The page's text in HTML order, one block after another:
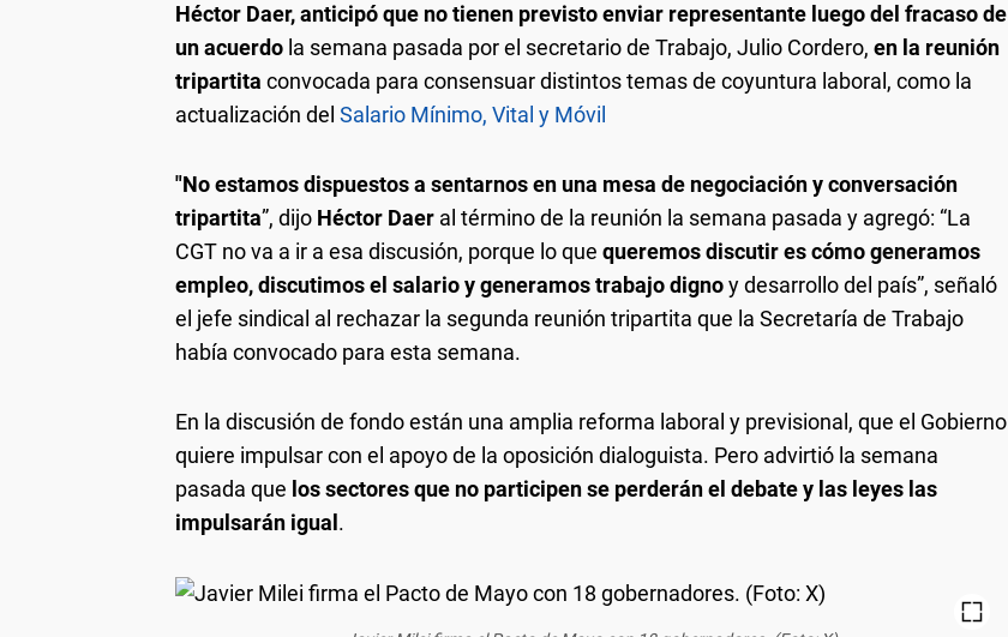
Héctor Daer, anticipó que no tienen previsto enviar representante luego del fracaso de
un acuerdo la semana pasada por el secretario de Trabajo, Julio Cordero, en la reunión
tripartita convocada para consensuar distintos temas de coyuntura laboral, como la
actualización del Salario Mínimo, Vital y Móvil
"No estamos dispuestos a sentarnos en una mesa de negociación y conversación
tripartita”, dijo Héctor Daer al término de la reunión la semana pasada y agregó: “La
CGT no va a ir a esa discusión, porque lo que queremos discutir es cómo generamos
empleo, discutimos el salario y generamos trabajo dignoy desarrollo del país”, señaló
el jefe sindical al rechazar la segunda reunión tripartita que la Secretaría de Trabajo
había convocado para esta semana.
En la discusión de fondo están una amplia reforma laboral y previsional, que el Gobierno
quiere impulsar con el apoyo de la oposición dialoguista. Pero advirtió la semana
pasada que los sectores que no participen se perderán el debate y las leyes las
impulsarán igual .